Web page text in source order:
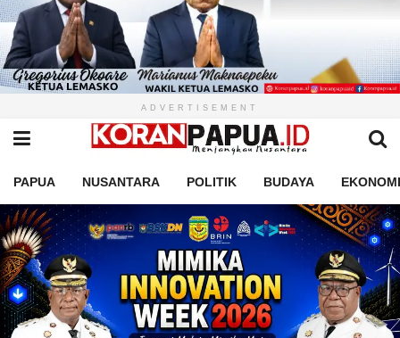
ADVERTISEMENT
PAPUA NUSANTARA POLITIK BUDAYA EKONOMI